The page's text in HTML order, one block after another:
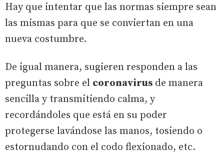
Hay que intentar que las normas siempre sean
las mismas para que se conviertan en una
nueva costumbre.
De igual manera, sugieren responden a las
preguntas sobre el coronavirus de manera
sencilla y transmitiendo calma, y
recordándoles que está en su poder
protegerse lavándose las manos, tosiendo o
estornudando con el codo flexionado, etc.